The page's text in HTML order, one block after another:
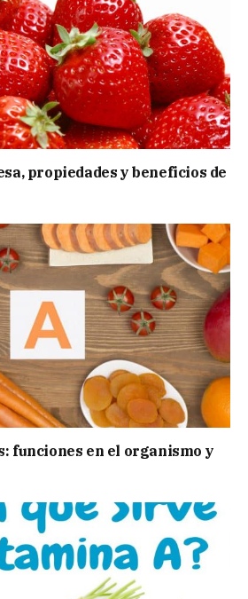
propiedades y beneficios de
funciones en el organismo y